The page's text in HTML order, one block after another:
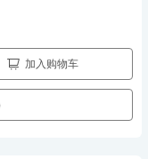
加入购物车